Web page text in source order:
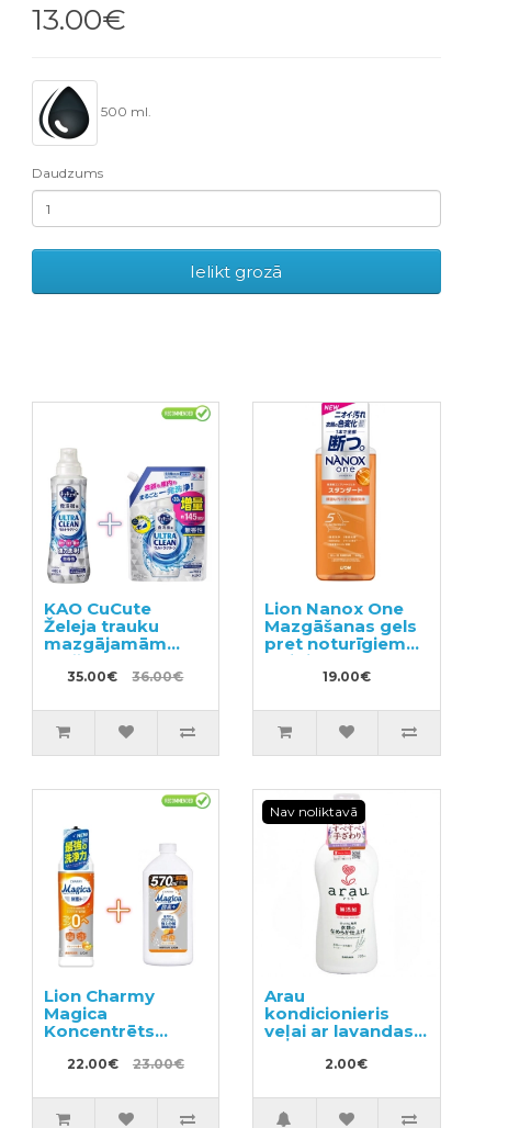
13.00€
500 ml.
Daudzums
Ielikt grozā
KAO CuCute
Želeja trauku
mazgājamām
mašīnām 480ml +
pildviela 800g
35.00€ 36.00€
Lion Nanox One
Mazgāšanas gels
pret noturīgiem
traipiem 640g
19.00€
Lion Charmy
Magica
Koncentrēts
mazgāšanas
pildviela 570ml
22.00€ 23.00€
Nav noliktavā
Arau
kondicionieris
veļai ar lavandas
aromātu paraugs
2.00€